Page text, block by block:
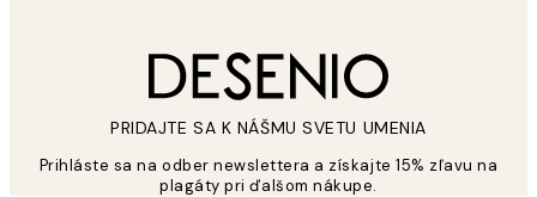
PRIDAJTE SA K NÁŠMU SVETU UMENIA
Prihláste sa na odber newslettera a získajte 15% zľavu na
plagáty pri ďalšom nákupe.